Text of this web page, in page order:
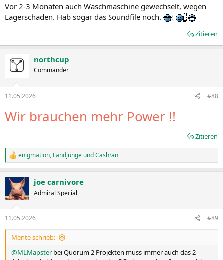
:
Vor 2-3 Monaten auch Waschmaschine gewechselt, wegen
Lagerschaden. Hab sogar das Soundfile noch.
Zitieren
northcup
Commander
11.05.2026 #88
Wir brauchen mehr Power !!
Zitieren
R
e
k
i
e
n
enigmation, Landjunge undCashran
joe carnivore
Admiral Special
11.05.2026 #89
Mente schrieb:
@MLMapsterbei Quorum 2 Projekten muss immer auch das 2